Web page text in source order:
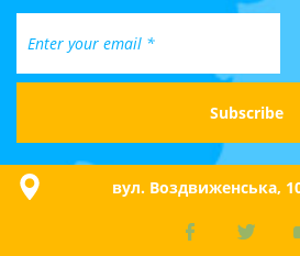
вул. Воздвиженська,